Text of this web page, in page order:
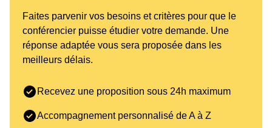
Faites parvenir vos besoins et critères pour que le
conférencier puisse étudier votre demande. Une
réponse adaptée vous sera proposée dans les
meilleurs délais.
Recevez une proposition sous 24h maximum
Accompagnement personnalisé de A à Z